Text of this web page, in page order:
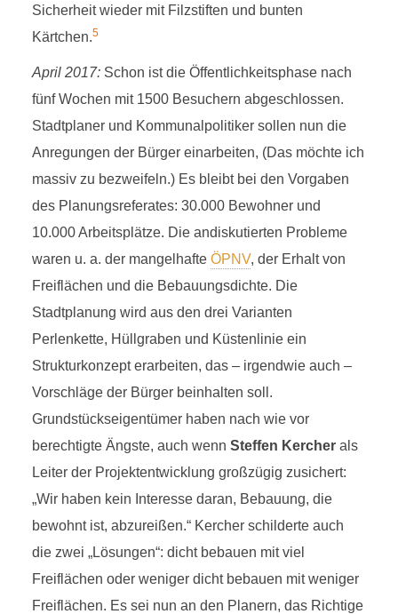
Sicherheit wieder mit Filzstiften und bunten
Kärtchen.5
April 2017: Schon ist die Öffentlichkeitsphase nach
fünf Wochen mit 1500 Besuchern abgeschlossen.
Stadtplaner und Kommunalpolitiker sollen nun die
Anregungen der Bürger einarbeiten, (Das möchte ich
massiv zu bezweifeln.) Es bleibt bei den Vorgaben
des Planungsreferates: 30.000 Bewohner und
10.000 Arbeitsplätze. Die andiskutierten Probleme
waren u. a. der mangelhafte ÖPNV, der Erhalt von
Freiflächen und die Bebauungsdichte. Die
Stadtplanung wird aus den drei Varianten
Perlenkette, Hüllgraben und Küstenlinie ein
Strukturkonzept erarbeiten, das – irgendwie auch –
Vorschläge der Bürger beinhalten soll.
Grundstückseigentümer haben nach wie vor
berechtigte Ängste, auch wenn Steffen Kercherals
Leiter der Projektentwicklung großzügig zusichert:
„Wir haben kein Interesse daran, Bebauung, die
bewohnt ist, abzureißen.“ Kercher schilderte auch
die zwei „Lösungen“: dicht bebauen mit viel
Freiflächen oder weniger dicht bebauen mit weniger
Freiflächen. Es sei nun an den Planern, das Richtige